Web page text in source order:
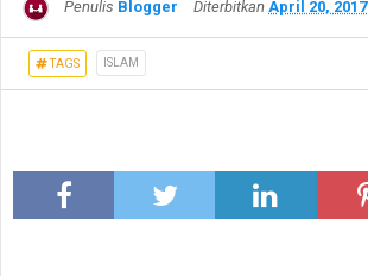
Penulis Blogger Diterbitkan April 20, 2017
TAGS ISLAM